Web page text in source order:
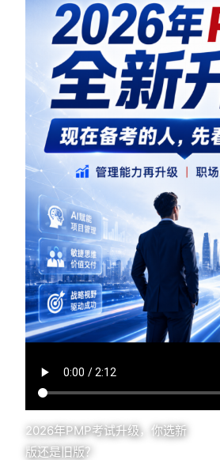
2026年PMP考试升级，你选新
版还是旧版？